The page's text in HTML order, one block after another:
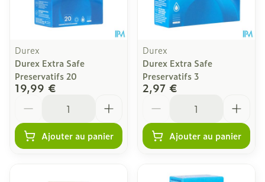
Durex
Durex Extra Safe
Preservatifs 20
19,99 €
Ajouter au panier
Durex
Durex Extra Safe
Preservatifs 3
2,97 €
Ajouter au panier